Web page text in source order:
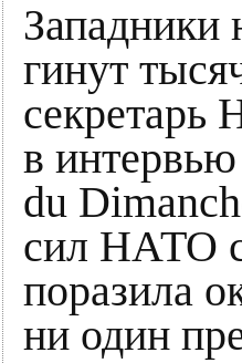
Западники
гинут
секретарь
в
du
сил НАТО
поразила
ни один